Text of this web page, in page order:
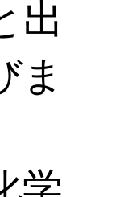
出
ま